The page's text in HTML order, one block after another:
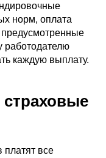
норм, оплата
работодателю
каждую выплату.
страховые
платят все